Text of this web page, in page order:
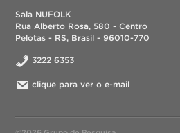
Sala NUFOLK
Rua Alberto Rosa, 580 - Centro
Pelotas - RS, Brasil - 96010-770
3222 6353
clique para ver o e-mail